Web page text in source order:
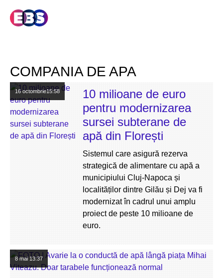
COMPANIA DE APA
16 octombrie15:58
10 milioane de euro
pentru modernizarea
sursei subterane de
apă din Florești
Sistemul care asigură rezerva
strategică de alimentare cu apă a
municipiului Cluj-Napoca și
localităților dintre Gilău și Dej va fi
modernizat în cadrul unui amplu
proiect de peste 10 milioane de
euro.
8 mai13:37